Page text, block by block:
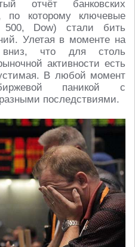
отчёт банковских
по которому ключевые
500, Dow) стали бить
Улетая в моменте на
вниз, что для столь
активности есть
В любой момент
паникой с
последствиями.